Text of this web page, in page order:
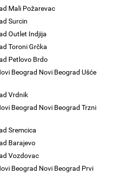
Mali Požarevac
Surcin
Outlet Indjija
Toroni Grčka
Petlovo Brdo
Beograd Novi Beograd Ušće
Vrdnik
Beograd Novi Beograd Trzni
Sremcica
Barajevo
Vozdovac
Beograd Novi Beograd Prvi